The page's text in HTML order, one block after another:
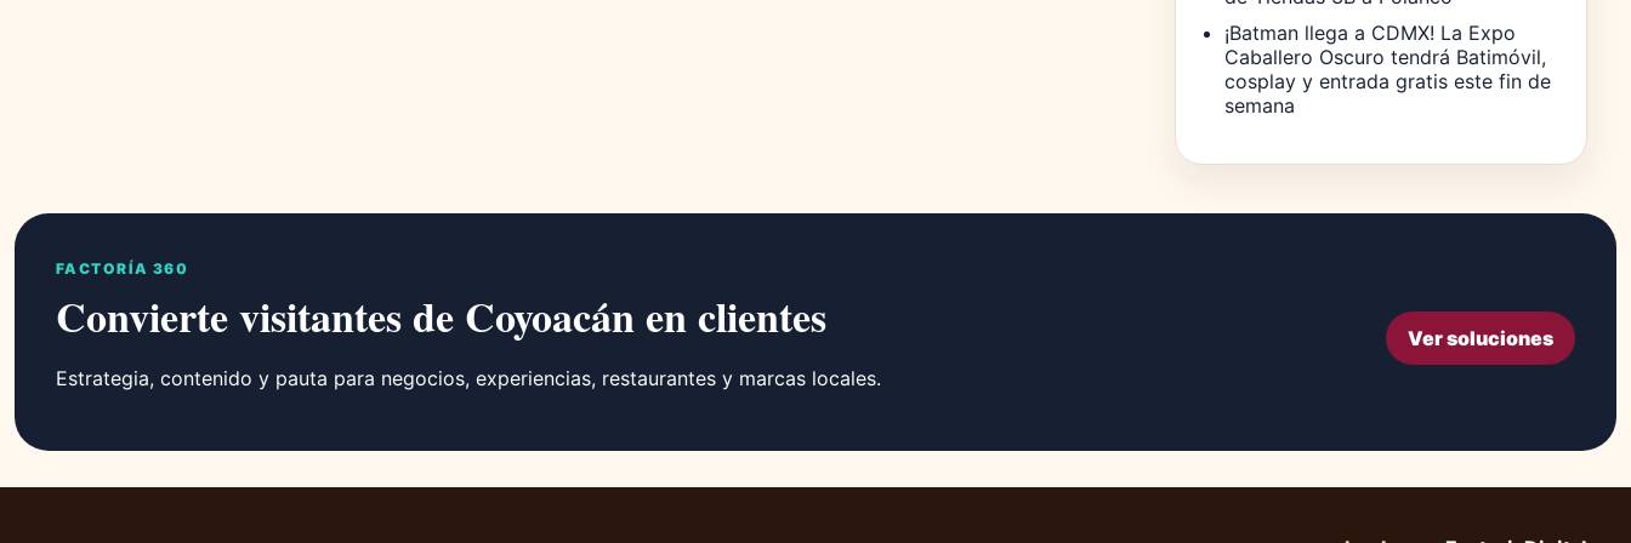
¡Batman llega a CDMX! La Expo
Caballero Oscuro tendrá Batimóvil,
cosplay y entrada gratis este fin de
semana
FACTORÍA 360
Convierte visitantes de Coyoacán en clientes
Estrategia, contenido y pauta para negocios, experiencias, restaurantes y marcas locales.
Ver soluciones